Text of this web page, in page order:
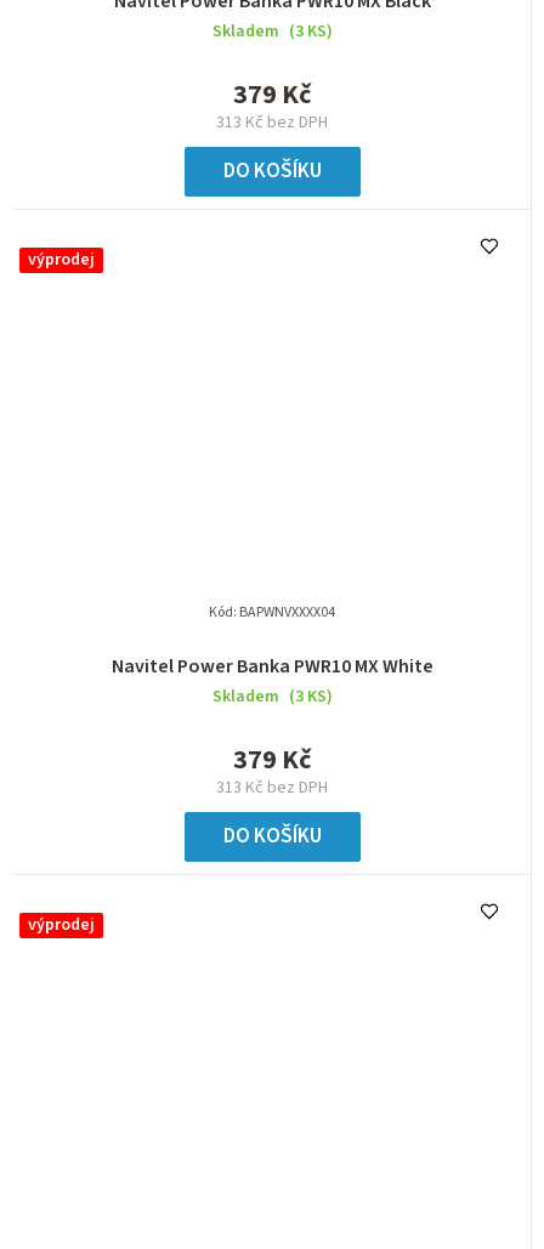
Skladem (3 KS)
313 Kč bez DPH
379 Kč
DO KOŠÍKU
výprodej
Navitel Power Banka PWR10 MX White
Skladem (3 KS)
313 Kč bez DPH
379 Kč
DO KOŠÍKU
Kód: BAPWNVXXXX04
výprodej